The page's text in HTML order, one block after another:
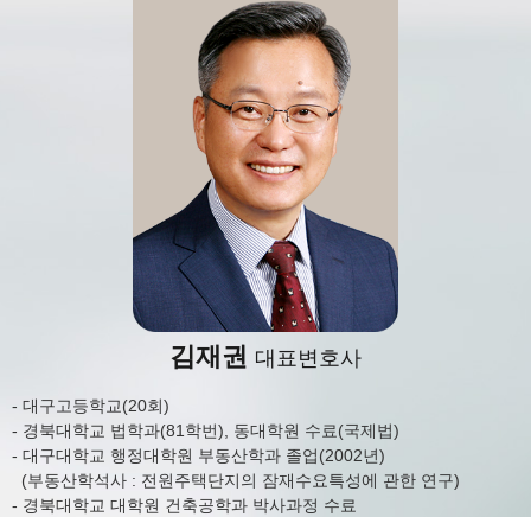
김재권 대표변호사
- 대구고등학교(20회)
- 경북대학교 법학과(81학번), 동대학원 수료(국제법)
- 대구대학교 행정대학원 부동산학과 졸업(2002년)
(부동산학석사 : 전원주택단지의 잠재수요특성에 관한 연구)
- 경북대학교 대학원 건축공학과 박사과정 수료
- 한양대 법학과 졸업(83학번)
- 사법연수원 제26기 수료
- 대구지검 검사, 대구지검 의성지청 검사
이영규변호사
- 전북 익산고등학교
- 성균관대 행정학과
- 원광대학교 법학전문대학원
- 제10회 변호사시험 합격
- 공군 제38전투비행전대 법무실장
김민정변호사
- 대구 와룡고등학교 졸업
- 경북대학교 정치외교학과 전공, 행정학부 부전공 졸업
- 경북대학교 법학전문대학원 졸업
- 제11회 변호사시험 합격
- 現 대구 남부경찰서 민원상담변호사
법무법인 효현이 개인정보를 수집·이용하는
목적은 다음과 같습니다.
- 법률상담 및 관련 법률 서비스 제공
3. 개인정보의 목적 외 이용 및 제3자 제공
가. 법무법인 효현은 정보주체의 개인정보
를 개인정보의 수집 및 이용목적으로 고지
한 범위 내에서만 사용하며, 동 범위를 초과
하여 이용하거나 타인 또는 타기업·기관에
제공하지 않습니다.
나. 법무법인 효현이 정보주체의 개인정보
를 제3자에게 제공하게 되는 경우, 제공하는
개인정보, 제3자의 정보 등에 관하여 사전에
정보주체에게 별도 고지하여 동의를 구하는
절차를 수행하며, 정보주체가 동의하지 않
는 경우에는 제3자에게 개인정보를 제공하
지 않습니다.
4. 개인정보의 파기
구 또는 재생되지 아니하는 방법으로 해당
개인정보를 파기합니다. 다만 관계법령에
따라 계속 보존해야 하는 경우에는 해당 개
인정보 또는 개인정보파일을 다른 개인정보
와 분리하여 저장·관리합니다.